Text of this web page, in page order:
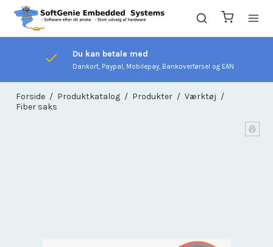
Du kan betale med
Dankort, Paypal, Mobilepay, Bankoverførsel og EAN
Forside / Produktkatalog / Produkter / Værktøj /
Fiber saks